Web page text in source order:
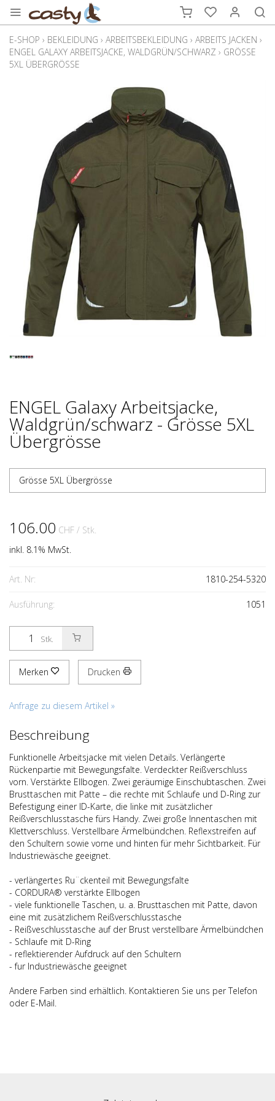
E-SHOP › BEKLEIDUNG › ARBEITSBEKLEIDUNG › ARBEITS JACKEN ›
ENGEL GALAXY ARBEITSJACKE, WALDGRÜN/SCHWARZ › GRÖSSE
5XL ÜBERGRÖSSE
ENGEL Galaxy Arbeitsjacke,
Waldgrün/schwarz - Grösse 5XL
Übergrösse
Grösse 5XL Übergrösse
106.00 CHF / Stk.
inkl. 8.1% MwSt.
Art. Nr: 1810-254-5320
Ausführung: 1051
Stk.
Merken Drucken
Anfrage zu diesem Artikel »
Beschreibung
Funktionelle Arbeitsjacke mit vielen Details. Verlängerte
Rückenpartie mit Bewegungsfalte. Verdeckter Reißverschluss
vorn. Verstärkte Ellbogen. Zwei geräumige Einschubtaschen. Zwei
Brusttaschen mit Patte – die rechte mit Schlaufe und D-Ring zur
Befestigung einer ID-Karte, die linke mit zusätzlicher
Reißverschlusstasche fürs Handy. Zwei große Innentaschen mit
Klettverschluss. Verstellbare Ärmelbündchen. Reflexstreifen auf
den Schultern sowie vorne und hinten für mehr Sichtbarkeit. Für
Industriewäsche geeignet.
- verlängertes Ru¨ckenteil mit Bewegungsfalte
- CORDURA® verstärkte Ellbogen
- viele funktionelle Taschen, u. a. Brusttaschen mit Patte, davon
eine mit zusätzlichem Reißverschlusstasche
- Reißveschlusstasche auf der Brust verstellbare Ärmelbündchen
- Schlaufe mit D-Ring
- reflektierender Aufdruck auf den Schultern
- fur Industriewäsche geeignet
Andere Farben sind erhältlich. Kontaktieren Sie uns per Telefon
oder E-Mail.